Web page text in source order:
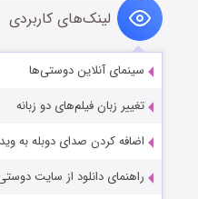
لینک‌های کاربردی
سینمای آنلاین دوستی‌ها
تغییر زبان فیلم‌های دو زبانه
اضافه کردن صدای دوبله به
راهنمای دانلود از سایت